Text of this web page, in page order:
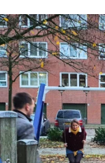
politiek